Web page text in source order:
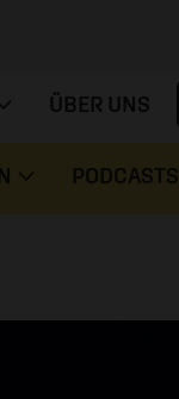
ÜBER UNS
PODCASTS